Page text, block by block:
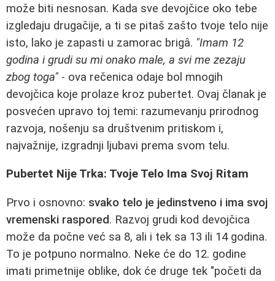
može biti nesnosan. Kada sve devojčice oko tebe
izgledaju drugačije, a ti se pitaš zašto tvoje telo nije
isto, lako je zapasti u zamorac brigâ. "Imam 12
godina i grudi su mi onako male, a svi me zezaju
zbog toga" - ova rečenica odaje bol mnogih
devojčica koje prolaze kroz pubertet. Ovaj članak je
posvećen upravo toj temi: razumevanju prirodnog
razvoja, nošenju sa društvenim pritiskom i,
najvažnije, izgradnji ljubavi prema svom telu.
Pubertet Nije Trka: Tvoje Telo Ima Svoj Ritam
Prvo i osnovno: svako telo je jedinstveno i ima svoj
vremenski raspored. Razvoj grudi kod devojčica
može da počne već sa 8, ali i tek sa 13 ili 14 godina.
To je potpuno normalno. Neke će do 12. godine
imati primetnije oblike, dok će druge tek "početi da